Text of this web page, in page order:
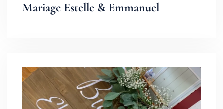
Mariage Estelle & Emmanuel